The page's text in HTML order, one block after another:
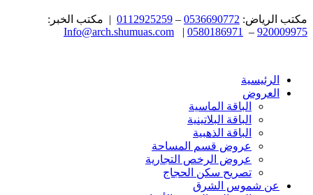
مكتب الرياض: 0536690772
–
0112925259 | مكتب الخبر:
920009975
–
0580186971
|
Info@arch.shumuas.com
الرئيسية
العروض
الباقة الماسية
الباقة البلاتينية
الباقة الذهبية
عروض قسم المساحة
عروض الرخص التجارية
تصريح سكن الحجاج
عن شموس الشرق